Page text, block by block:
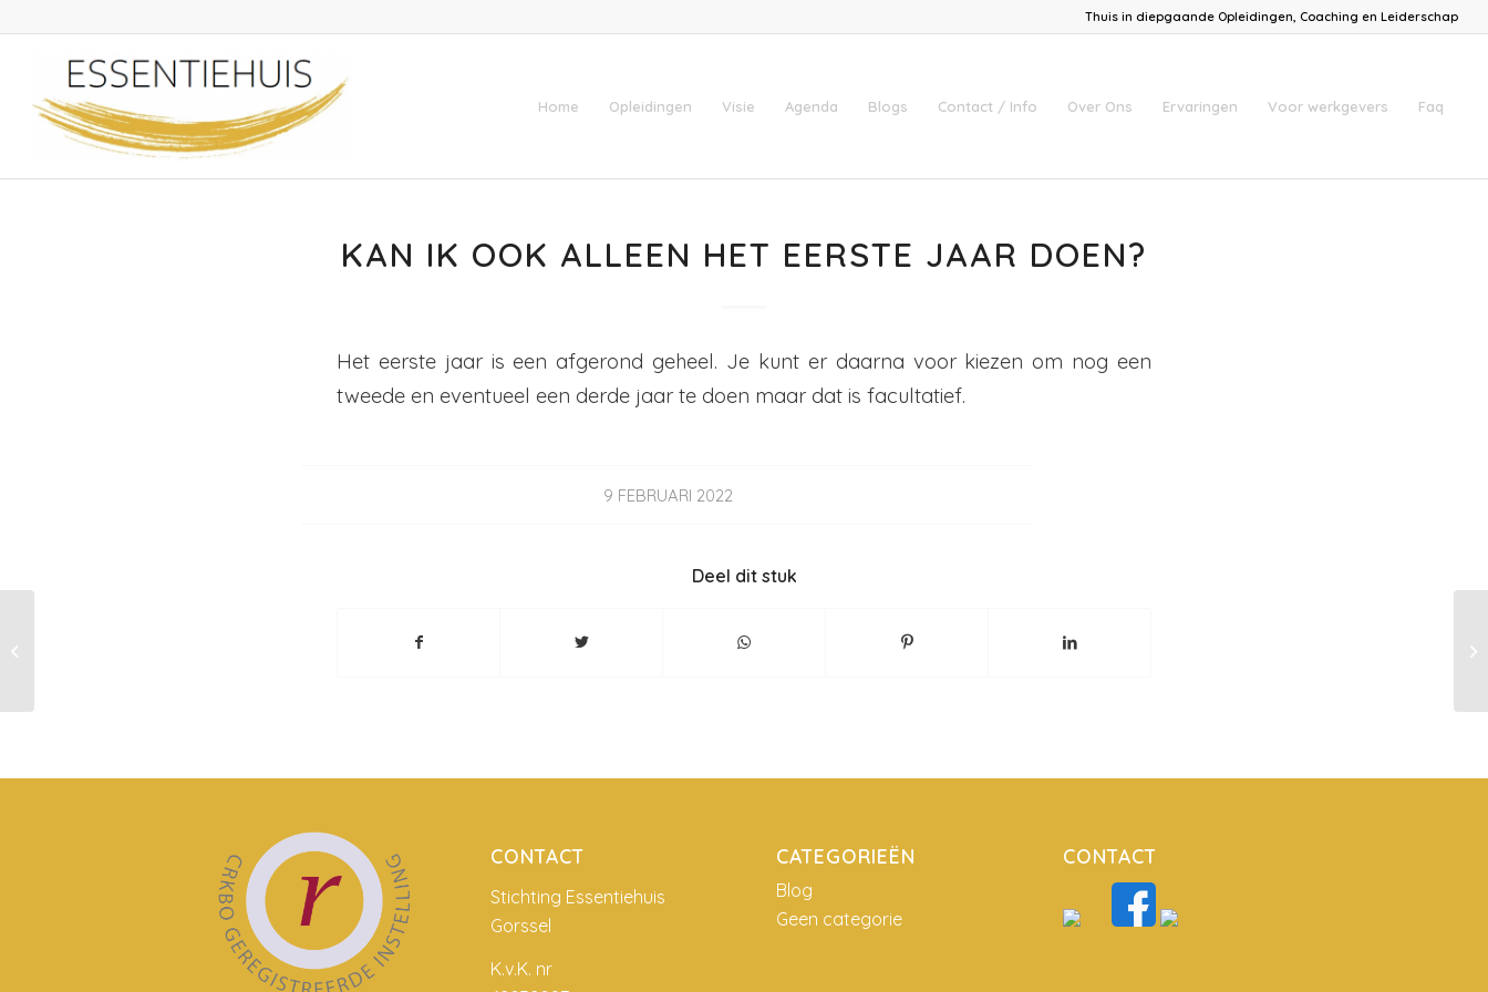
Thuis in diepgaande Opleidingen, Coaching en Leiderschap
Home Opleidingen Visie Agenda Blogs Contact / Info Over Ons Ervaringen Voor werkgevers Faq
KAN IK OOK ALLEEN HET EERSTE JAAR DOEN?
Het eerste jaar is een afgerond geheel. Je kunt er daarna voor kiezen om nog een
tweede en eventueel een derde jaar te doen maar dat is facultatief.
9 FEBRUARI 2022
Deel dit stuk
CONTACT
Stichting Essentiehuis
Gorssel
K.v.K. nr
CATEGORIEËN
Blog
Geen categorie
CONTACT